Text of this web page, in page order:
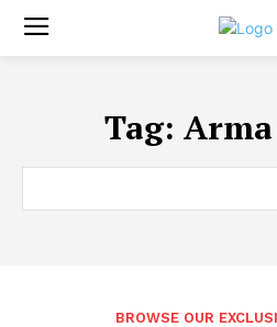
Tag:
BROWSE OUR